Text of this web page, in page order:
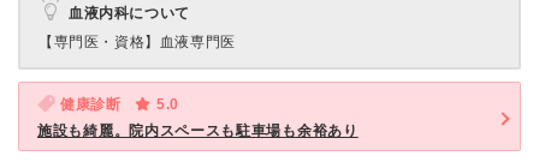
血液内科について
【専門医・資格】 血液専門医
健康診断
5.0
施設も綺麗。院内スペースも駐車場も余裕あり